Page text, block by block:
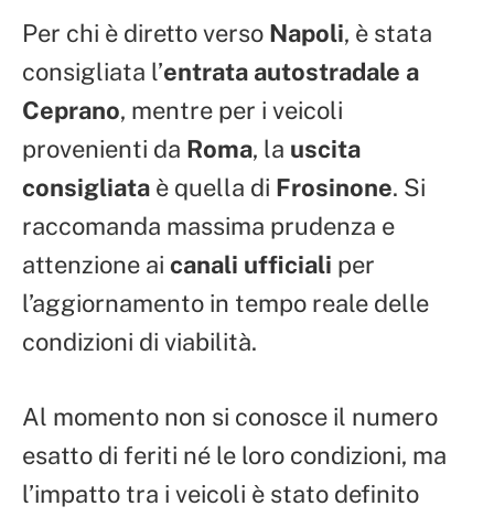
Per chi è diretto verso Napoli, è stata
consigliata l’entrata autostradale a
Ceprano, mentre per i veicoli
provenienti da Roma, la uscita
consigliata è quella di Frosinone. Si
raccomanda massima prudenza e
attenzione ai canali ufficiali per
l’aggiornamento in tempo reale delle
condizioni di viabilità.
Al momento non si conosce il numero
esatto di feriti né le loro condizioni, ma
l’impatto tra i veicoli è stato definito